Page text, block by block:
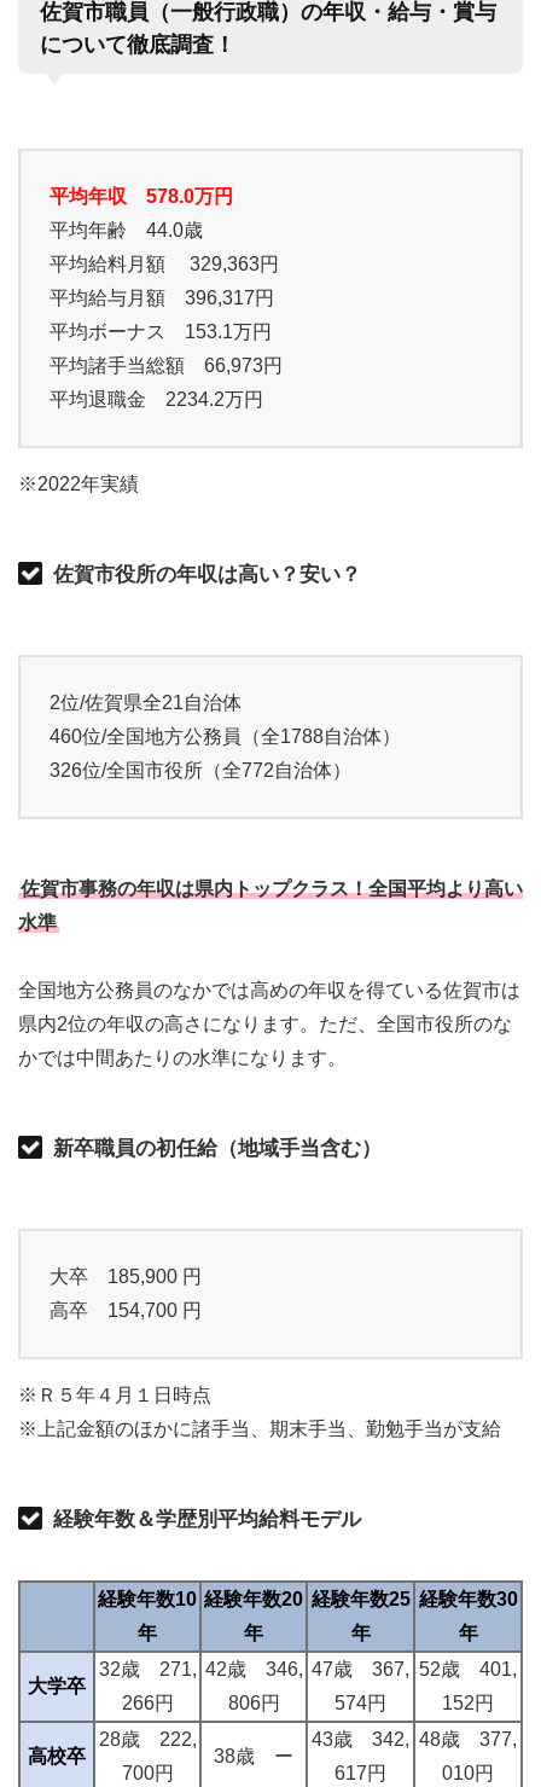
佐賀市職員（一般行政職）の年収・給与・賞与
について徹底調査！
平均年収 578.0万円
平均年齢 44.0歳
平均給料月額 329,363円
平均給与月額 396,317円
平均ボーナス 153.1万円
平均諸手当総額 66,973円
平均退職金 2234.2万円
※2022年実績
佐賀市役所の年収は高い？安い？
2位/佐賀県全21自治体
460位/全国地方公務員（全1788自治体）
326位/全国市役所（全772自治体）
佐賀市事務の年収は県内トップクラス！全国平均より高い
水準
全国地方公務員のなかでは高めの年収を得ている佐賀市は
県内2位の年収の高さになります。ただ、全国市役所のな
かでは中間あたりの水準になります。
新卒職員の初任給（地域手当含む）
大卒 185,900 円
高卒 154,700 円
※Ｒ５年４月１日時点
※上記金額のほかに諸手当、期末手当、勤勉手当が支給
経験年数＆学歴別平均給料モデル
経験年数10
年
経験年数20
年
経験年数25
年
経験年数30
年
大学卒
32歳 271,
266円
42歳 346,
806円
47歳 367,
574円
52歳 401,
152円
高校卒
28歳 222,
700円
38歳 ー
43歳 342,
617円
48歳 377,
010円